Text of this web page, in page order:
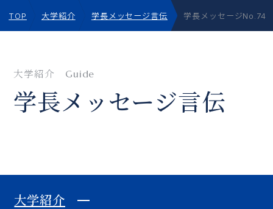
TOP 大学紹介 学長メッセージ言伝 学長メッセージNo.74
大学紹介 Guide
学⻑メッセージ⾔伝
大学紹介